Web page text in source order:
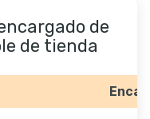
de
de tienda